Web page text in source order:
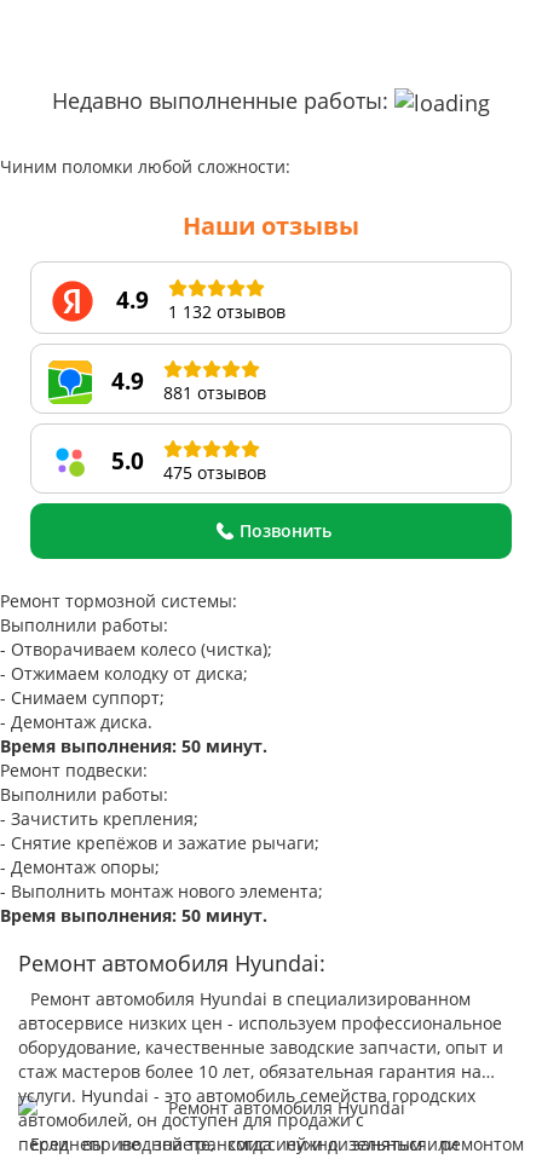
Недавно выполненные работы:
Чиним поломки любой сложности:
Наши отзывы
4.9 1 132 отзывов
4.9 881 отзывов
5.0 475 отзывов
Позвонить
Ремонт тормозной системы:
Выполнили работы:
- Отворачиваем колесо (чистка);
- Отжимаем колодку от диска;
- Снимаем суппорт;
- Демонтаж диска.
Время выполнения: 50 минут.
Ремонт подвески:
Выполнили работы:
- Зачистить крепления;
- Снятие крепёжов и зажатие рычаги;
- Демонтаж опоры;
- Выполнить монтаж нового элемента;
Время выполнения: 50 минут.
Ремонт автомобиля Hyundai:
Ремонт автомобиля Hyundai в специализированном
автосервисе низких цен - используем профессиональное
оборудование, качественные заводские запчасти, опыт и
стаж мастеров более 10 лет, обязательная гарантия на
услуги. Hyundai - это автомобиль семейства городских
автомобилей, он доступен для продажи с
переднеприводной трансмиссией и дизельным или
Если вы не знаете, когда нужно заняться ремонтом